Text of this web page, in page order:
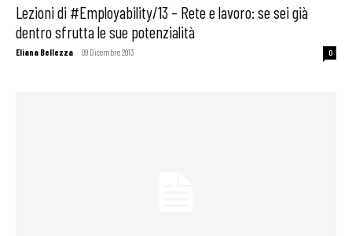
Lezioni di #Employability/13 – Rete e lavoro: se sei già
dentro sfrutta le sue potenzialità
Eliana Bellezza - 09 Dicembre 2013 0